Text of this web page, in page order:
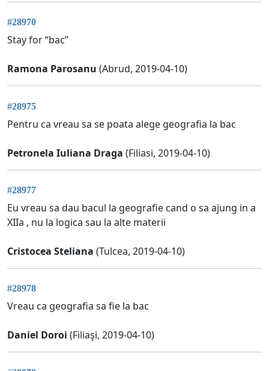
#28970
Stay for “bac”
Ramona Parosanu (Abrud, 2019-04-10)
#28975
Pentru ca vreau sa se poata alege geografia la bac
Petronela Iuliana Draga (Filiasi, 2019-04-10)
#28977
Eu vreau sa dau bacul la geografie cand o sa ajung in a
XIIa , nu la logica sau la alte materii
Cristocea Steliana (Tulcea, 2019-04-10)
#28978
Vreau ca geografia sa fie la bac
Daniel Doroi (Filiaşi, 2019-04-10)